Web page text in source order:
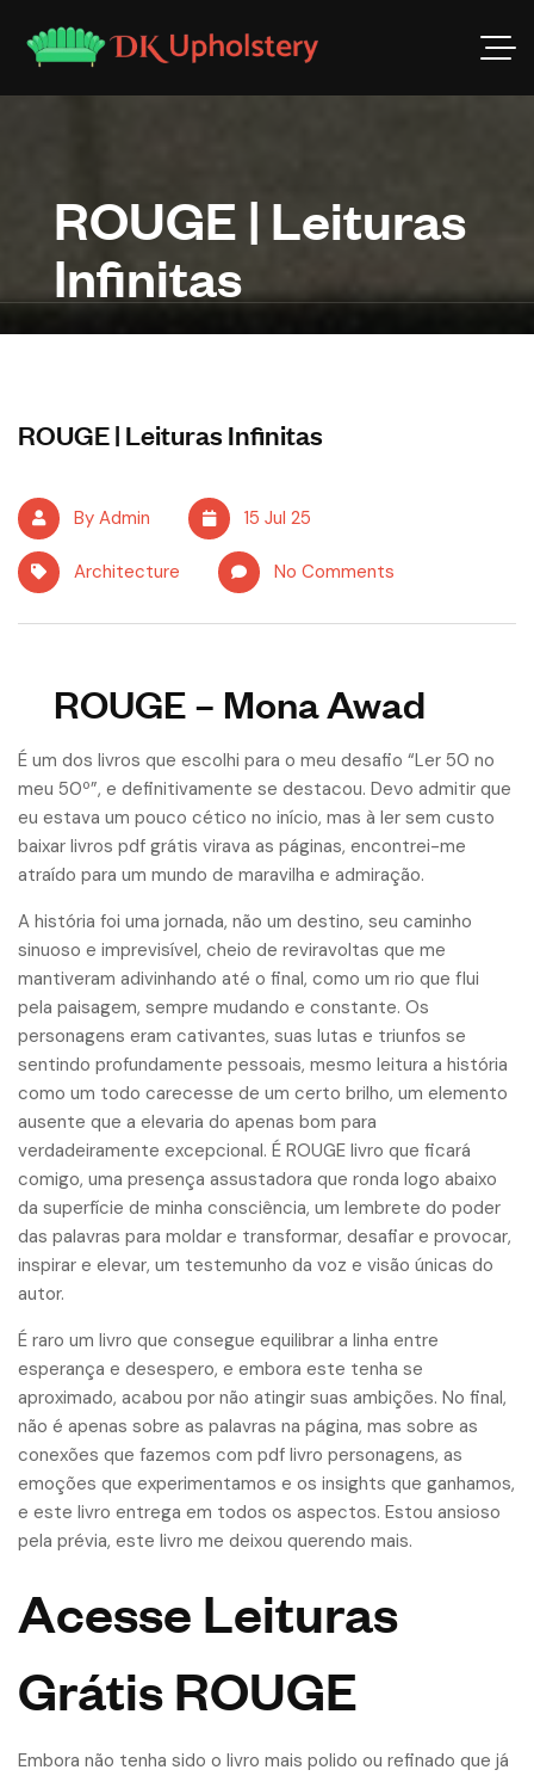
ROUGE | Leituras
Infinitas
ROUGE | Leituras Infinitas
By Admin 15 Jul 25
Architecture No Comments
ROUGE – Mona Awad
É um dos livros que escolhi para o meu desafio “Ler 50 no
meu 50º”, e definitivamente se destacou. Devo admitir que
eu estava um pouco cético no início, mas à ler sem custo
baixar livros pdf grátis virava as páginas, encontrei-me
atraído para um mundo de maravilha e admiração.
A história foi uma jornada, não um destino, seu caminho
sinuoso e imprevisível, cheio de reviravoltas que me
mantiveram adivinhando até o final, como um rio que flui
pela paisagem, sempre mudando e constante. Os
personagens eram cativantes, suas lutas e triunfos se
sentindo profundamente pessoais, mesmo leitura a história
como um todo carecesse de um certo brilho, um elemento
ausente que a elevaria do apenas bom para
verdadeiramente excepcional. É ROUGE livro que ficará
comigo, uma presença assustadora que ronda logo abaixo
da superfície de minha consciência, um lembrete do poder
das palavras para moldar e transformar, desafiar e provocar,
inspirar e elevar, um testemunho da voz e visão únicas do
autor.
É raro um livro que consegue equilibrar a linha entre
esperança e desespero, e embora este tenha se
aproximado, acabou por não atingir suas ambições. No final,
não é apenas sobre as palavras na página, mas sobre as
conexões que fazemos com pdf livro personagens, as
emoções que experimentamos e os insights que ganhamos,
e este livro entrega em todos os aspectos. Estou ansioso
pela prévia, este livro me deixou querendo mais.
Acesse Leituras
Grátis ROUGE
Embora não tenha sido o livro mais polido ou refinado que já